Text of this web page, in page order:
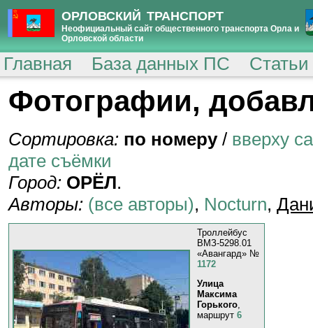
ОРЛОВСКИЙ ТРАНСПОРТ
Неофициальный сайт общественного транспорта Орла и
Орловской области
Главная База данных ПС
Фотографии,
Сортировка: по номеру/ вверху
дате съёмки
Город: ОРЁЛ.
Авторы: (все авторы), Nocturn,
Троллейбус
ВМЗ-5298.01
«Авангард» №
1172
Улица
Максима
Горького,
маршрут 6